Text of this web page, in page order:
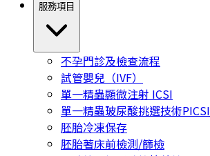
服務項目
不孕門診及檢查流程
試管嬰兒（IVF）
單一精蟲顯微注射 ICSI
單一精蟲玻尿酸挑選技術PICSI
胚胎冷凍保存
胚胎著床前檢測/篩檢